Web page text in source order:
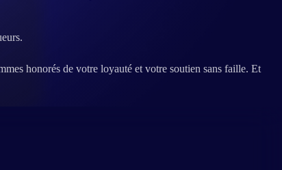
honorés de votre loyauté et votre soutien sans faille. Et